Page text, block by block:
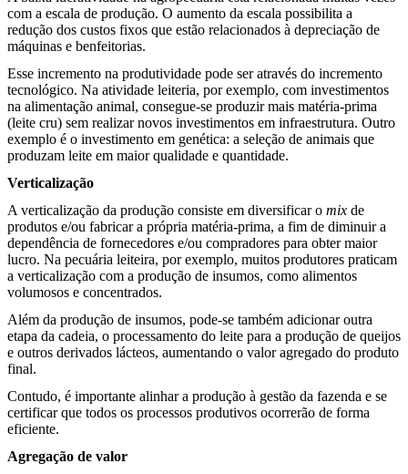
com a escala de produção. O aumento da escala possibilita a
redução dos custos fixos que estão relacionados à depreciação de
máquinas e benfeitorias.
Esse incremento na produtividade pode ser através do incremento
tecnológico. Na atividade leiteria, por exemplo, com investimentos
na alimentação animal, consegue-se produzir mais matéria-prima
(leite cru) sem realizar novos investimentos em infraestrutura. Outro
exemplo é o investimento em genética: a seleção de animais que
produzam leite em maior qualidade e quantidade.
Verticalização
A verticalização da produção consiste em diversificar o mix de
produtos e/ou fabricar a própria matéria-prima, a fim de diminuir a
dependência de fornecedores e/ou compradores para obter maior
lucro. Na pecuária leiteira, por exemplo, muitos produtores praticam
a verticalização com a produção de insumos, como alimentos
volumosos e concentrados.
Além da produção de insumos, pode-se também adicionar outra
etapa da cadeia, o processamento do leite para a produção de queijos
e outros derivados lácteos, aumentando o valor agregado do produto
final.
Contudo, é importante alinhar a produção à gestão da fazenda e se
certificar que todos os processos produtivos ocorrerão de forma
eficiente.
Agregação de valor